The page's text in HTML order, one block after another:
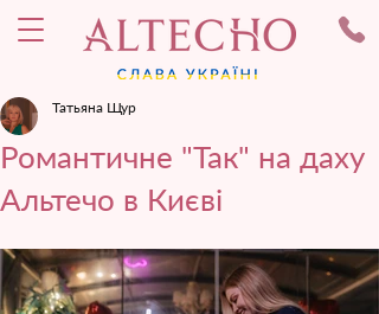
Романтичне "Так" на даху
Альтечо в Києві
Татьяна Щур